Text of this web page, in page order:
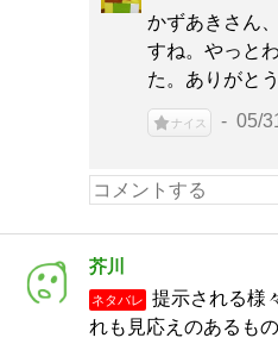
かずあきさん
すね。やっと
た。ありがと
ナイス 05/
芥川
ネタバレ
提示される様
れも見応えのあるも